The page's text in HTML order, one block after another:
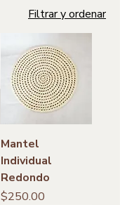
Filtrar y ordenar
Mantel
Individual
Redondo
Precio
$250.00